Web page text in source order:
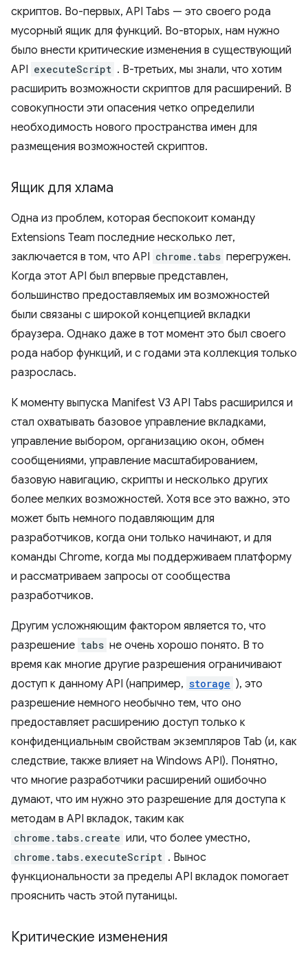
скриптов. Во-первых, API Tabs — это своего рода
мусорный ящик для функций. Во-вторых, нам нужно
было внести критические изменения в существующий
API executeScript . В-третьих, мы знали, что хотим
расширить возможности скриптов для расширений. В
совокупности эти опасения четко определили
необходимость нового пространства имен для
размещения возможностей скриптов.
Ящик для хлама
Одна из проблем, которая беспокоит команду
Extensions Team последние несколько лет,
заключается в том, что API chrome.tabs перегружен.
Когда этот API был впервые представлен,
большинство предоставляемых им возможностей
были связаны с широкой концепцией вкладки
браузера. Однако даже в тот момент это был своего
рода набор функций, и с годами эта коллекция только
разрослась.
К моменту выпуска Manifest V3 API Tabs расширился и
стал охватывать базовое управление вкладками,
управление выбором, организацию окон, обмен
сообщениями, управление масштабированием,
базовую навигацию, скрипты и несколько других
более мелких возможностей. Хотя все это важно, это
может быть немного подавляющим для
разработчиков, когда они только начинают, и для
команды Chrome, когда мы поддерживаем платформу
и рассматриваем запросы от сообщества
разработчиков.
Другим усложняющим фактором является то, что
разрешение tabs не очень хорошо понято. В то
время как многие другие разрешения ограничивают
доступ к данному API (например, storage ), это
разрешение немного необычно тем, что оно
предоставляет расширению доступ только к
конфиденциальным свойствам экземпляров Tab (и, как
следствие, также влияет на Windows API). Понятно,
что многие разработчики расширений ошибочно
думают, что им нужно это разрешение для доступа к
методам в API вкладок, таким как
chrome.tabs.create или, что более уместно,
chrome.tabs.executeScript . Вынос
функциональности за пределы API вкладок помогает
прояснить часть этой путаницы.
Критические изменения